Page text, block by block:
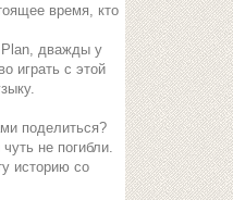
время, кто
Plan, дважды у
играть с этой
поделиться?
не погибли.
историю со